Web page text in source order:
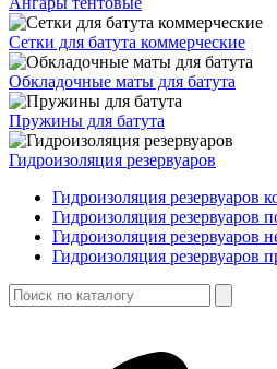
Сетки для батута коммерческие
Обкладочные маты для батута
Пружины для батута
Гидроизоляция резервуаров
Гидроизоляция резервуаров
Гидроизоляция резервуаров
Гидроизоляция резервуаров
Гидроизоляция